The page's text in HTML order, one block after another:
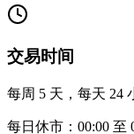
交易时间
每周 5 天，每天 24
每日休市：00:00 至